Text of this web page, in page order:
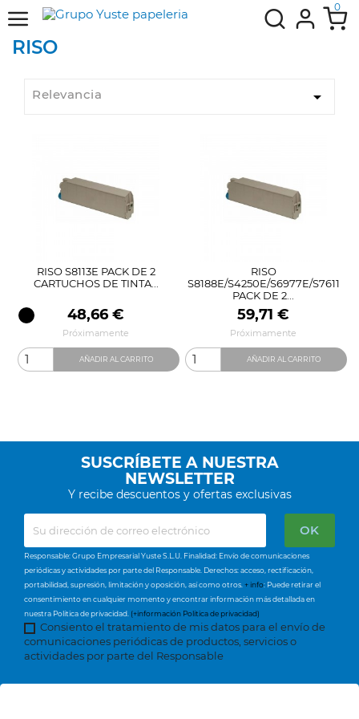
0
RISO
Relevancia 
RISO S8113E PACK DE 2
CARTUCHOS DE TINTA...
Precio
48,66 €
Próximamente
AÑADIR AL CARRITO
RISO
S8188E/S4250E/S6977E/S7611
PACK DE 2...
Precio
59,71 €
Próximamente
AÑADIR AL CARRITO
SUSCRÍBETE A NUESTRA
NEWSLETTER
Y recibe descuentos y ofertas exclusivas
Responsable: Grupo Empresarial Yuste S.L.U. Finalidad: Envío de comunicaciones
periódicas y actividades por parte del Responsable. Derechos: acceso, rectificación,
portabilidad, supresión, limitación y oposición, así como otros. + info: Puede retirar el
consentimiento en cualquier momento y encontrar información más detallada en
nuestra Política de privacidad. (+información Política de privacidad)
Consiento el tratamiento de mis datos para el envío de
comunicaciones periódicas de productos, servicios o
actividades por parte del Responsable